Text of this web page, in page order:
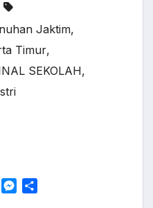
Jaktim,
Timur,
SEKOLAH,
M